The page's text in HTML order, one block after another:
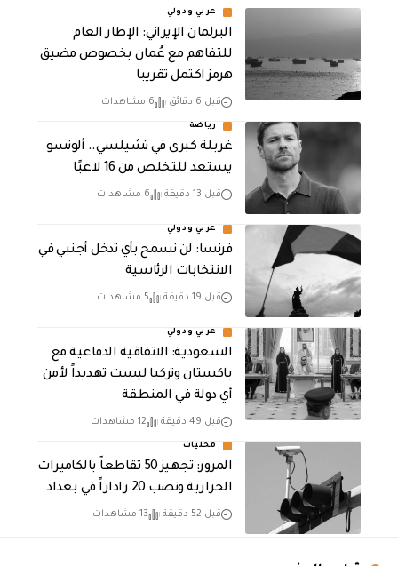
عربي ودولي
البرلمان الإيراني: الإطار العام
للتفاهم مع عُمان بخصوص مضيق
هرمز اكتمل تقريبا
قبل 6 دقائق 6 مشاهدات
رياضة
غربلة كبرى في تشيلسي.. ألونسو
يستعد للتخلص من 16 لاعبًا
قبل 13 دقيقة 6 مشاهدات
عربي ودولي
فرنسا: لن نسمح بأي تدخل أجنبي في
الانتخابات الرئاسية
قبل 19 دقيقة 5 مشاهدات
عربي ودولي
السعودية: الاتفاقية الدفاعية مع
باكستان وتركيا ليست تهديداً لأمن
أي دولة في المنطقة
قبل 49 دقيقة 12 مشاهدات
محليات
المرور: تجهيز 50 تقاطعاً بالكاميرات
الحرارية ونصب 20 راداراً في بغداد
قبل 52 دقيقة 13 مشاهدات